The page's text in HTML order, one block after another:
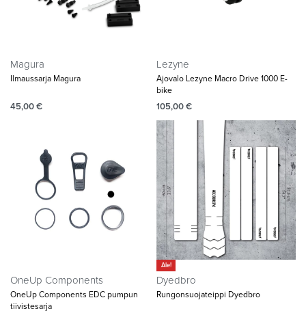
Magura
Ilmaussarja Magura
45,00€
Lezyne
Ajovalo Lezyne Macro Drive 1000 E-
bike
105,00€
OneUp Components
OneUp Components EDC pumpun
tiivistesarja
Ale!
Dyedbro
Rungonsuojateippi Dyedbro